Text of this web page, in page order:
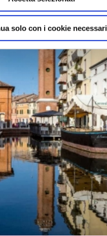
solo con i cookie necessari